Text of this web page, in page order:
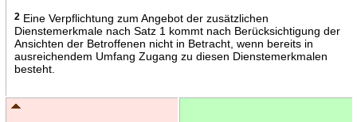
2Eine Verpflichtung zum Angebot der zusätzlichen
Dienstemerkmale nach Satz 1 kommt nach Berücksichtigung der
Ansichten der Betroffenen nicht in Betracht, wenn bereits in
ausreichendem Umfang Zugang zu diesen Dienstemerkmalen
besteht.